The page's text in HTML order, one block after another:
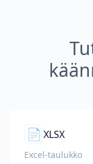
📄 XLSX
Excel-taulukko